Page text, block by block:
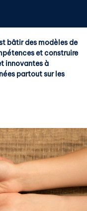
bâtir des modèles de
et construire
innovantes à
partout sur les